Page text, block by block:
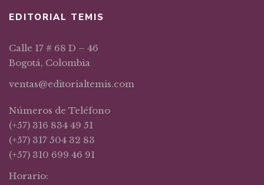
EDITORIAL TEMIS
Calle 17 # 68 D – 46
Bogotá, Colombia
ventas@editorialtemis.com
Números de Teléfono
(+57) 316 834 49 51
(+57) 317 504 32 83
(+57) 310 699 46 91
Horario: